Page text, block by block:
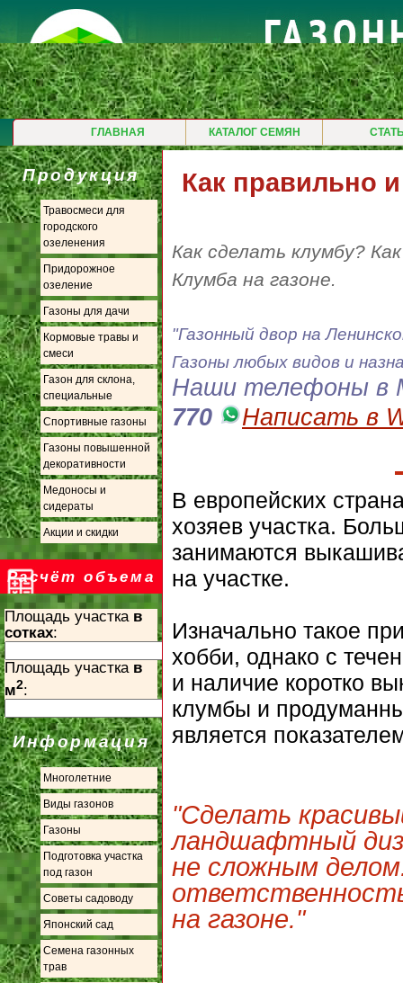
ГЛАВНАЯ КАТАЛОГ СЕМЯН
Продукция
Травосмеси для
городского
озеленения
Придорожное
озеление
Газоны для дачи
Кормовые травы и
смеси
Газон для склона,
специальные
Спортивные газоны
Газоны повышенной
декоративности
Медоносы и
сидераты
Акции и скидки
Расчёт объема
Площадь участка в
сотках:
Площадь участка в
м2:
Информация
Многолетние
Виды газонов
Газоны
Подготовка участка
под газон
Советы садоводу
Японский сад
Семена газонных
трав
Как правильно
Как сделать клумбу?
Клумба на газоне.
"Газонный двор на
Газоны любых видов и
Наши телефоны в
770
Написать в
В европейских
хозяев участка.
занимаются
на участке.
Изначально такое
хобби, однако с
и наличие коротко
клумбы и
является
"Сделать
ландшафтный
не сложным
на газоне."